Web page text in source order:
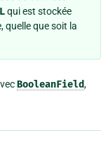
qui est stockée
quelle que soit la
BooleanField,